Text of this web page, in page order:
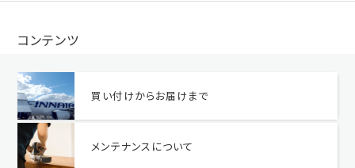
コンテンツ
買い付けからお届けまで
メンテナンスについて